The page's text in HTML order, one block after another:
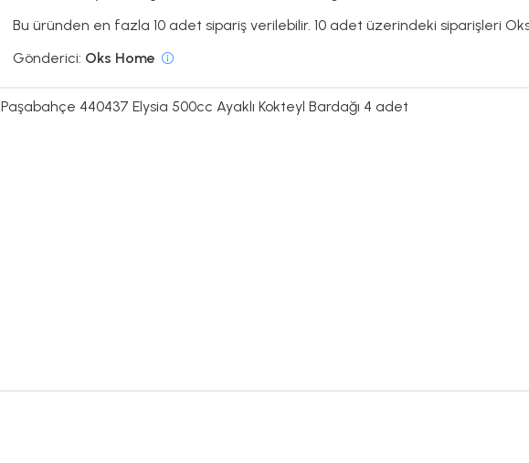
Bu üründen en fazla 10 adet sipariş verilebilir. 10 adet üzerindeki siparişleri
Gönderici: Oks Home
Paşabahçe 440437 Elysia 500cc Ayaklı Kokteyl Bardağı 4 adet